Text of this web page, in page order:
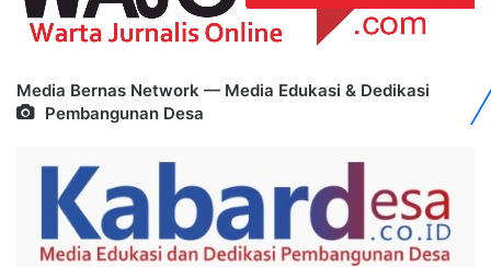
Media Bernas Network — Media Edukasi & Dedikasi
Pembangunan Desa